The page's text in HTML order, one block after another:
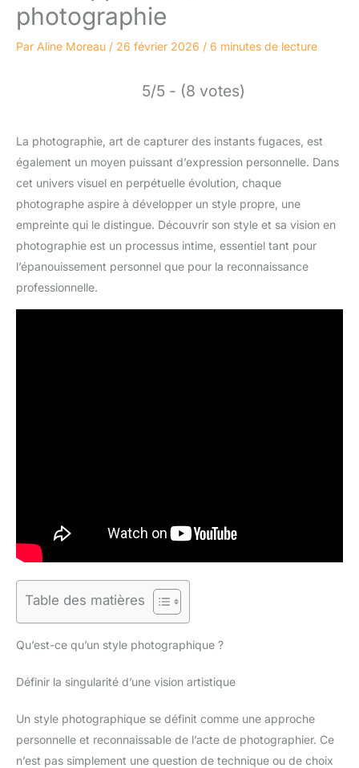
photographie
Par Aline Moreau / 26 février 2026 / 6 minutes de lecture
5/5 - (8 votes)
La photographie, art de capturer des instants fugaces, est
également un moyen puissant d’expression personnelle. Dans
cet univers visuel en perpétuelle évolution, chaque
photographe aspire à développer un style propre, une
empreinte qui le distingue. Découvrir son style et sa vision en
photographie est un processus intime, essentiel tant pour
l’épanouissement personnel que pour la reconnaissance
professionnelle.
Table des matières
Qu’est-ce qu’un style photographique ?
Définir la singularité d’une vision artistique
Un style photographique se définit comme une approche
personnelle et reconnaissable de l’acte de photographier. Ce
n’est pas simplement une question de technique ou de choix